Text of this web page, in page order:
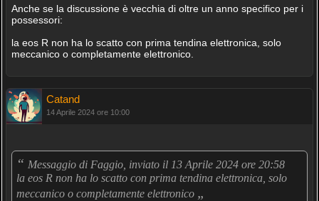
Anche se la discussione è vecchia di oltre un anno specifico per i
possessori:
la eos R non ha lo scatto con prima tendina elettronica, solo
meccanico o completamente elettronico.
Catand
14 Aprile 2024 ore 10:00
“ Messaggio di Faggio, inviato il 13 Aprile 2024 ore 20:58
la eos R non ha lo scatto con prima tendina elettronica, solo
meccanico o completamente elettronico „